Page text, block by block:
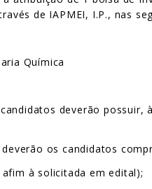
de IAPMEI, I.P., nas
Química
deverão possuir,
os candidatos
à solicitada em edital);